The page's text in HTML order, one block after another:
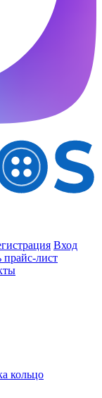
Вход
прайс-лист
кольцо